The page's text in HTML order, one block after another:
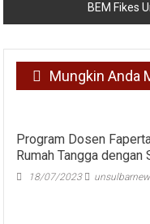
BEM Fikes
Mungkin Anda
Program Dosen
Rumah Tangga
18/07/2023